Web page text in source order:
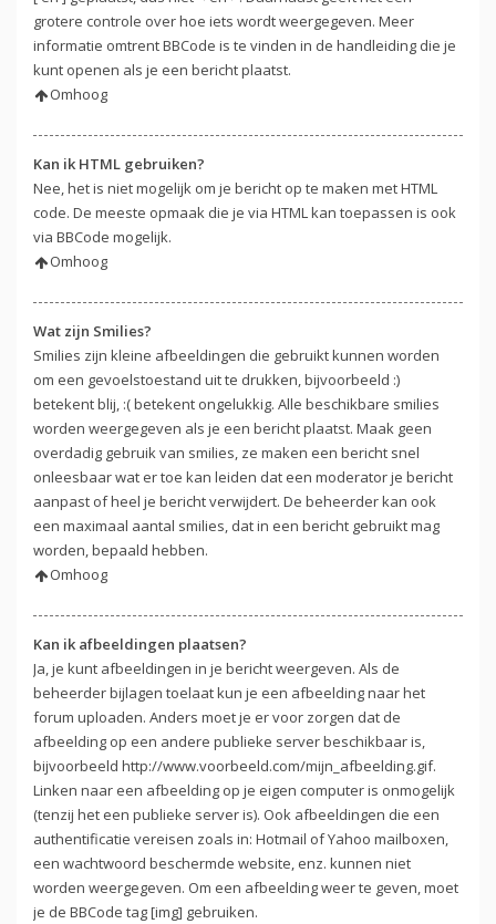
grotere controle over hoe iets wordt weergegeven. Meer
informatie omtrent BBCode is te vinden in de handleiding die je
kunt openen als je een bericht plaatst.
Omhoog
Kan ik HTML gebruiken?
Nee, het is niet mogelijk om je bericht op te maken met HTML
code. De meeste opmaak die je via HTML kan toepassen is ook
via BBCode mogelijk.
Omhoog
Wat zijn Smilies?
Smilies zijn kleine afbeeldingen die gebruikt kunnen worden
om een gevoelstoestand uit te drukken, bijvoorbeeld :)
betekent blij, :( betekent ongelukkig. Alle beschikbare smilies
worden weergegeven als je een bericht plaatst. Maak geen
overdadig gebruik van smilies, ze maken een bericht snel
onleesbaar wat er toe kan leiden dat een moderator je bericht
aanpast of heel je bericht verwijdert. De beheerder kan ook
een maximaal aantal smilies, dat in een bericht gebruikt mag
worden, bepaald hebben.
Omhoog
Kan ik afbeeldingen plaatsen?
Ja, je kunt afbeeldingen in je bericht weergeven. Als de
beheerder bijlagen toelaat kun je een afbeelding naar het
forum uploaden. Anders moet je er voor zorgen dat de
afbeelding op een andere publieke server beschikbaar is,
bijvoorbeeld http://www.voorbeeld.com/mijn_afbeelding.gif.
Linken naar een afbeelding op je eigen computer is onmogelijk
(tenzij het een publieke server is). Ook afbeeldingen die een
authentificatie vereisen zoals in: Hotmail of Yahoo mailboxen,
een wachtwoord beschermde website, enz. kunnen niet
worden weergegeven. Om een afbeelding weer te geven, moet
je de BBCode tag [img] gebruiken.